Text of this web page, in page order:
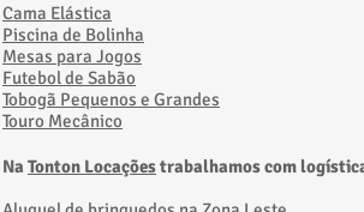
Cama Elástica
Piscina de Bolinha
Mesas para Jogos
Futebol de Sabão
Tobogã Pequenos e Grandes
​Touro Mecânico
Na Tonton Locaçõestrabalhamos com